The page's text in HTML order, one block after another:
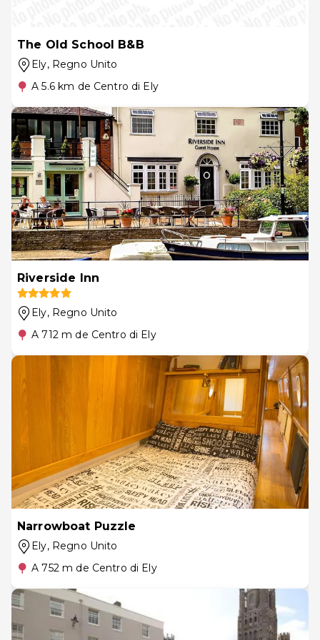
The Old School B&B
Ely, Regno Unito
A 5.6 km de Centro di Ely
Riverside Inn
Ely, Regno Unito
A 712 m de Centro di Ely
Narrowboat Puzzle
Ely, Regno Unito
A 752 m de Centro di Ely